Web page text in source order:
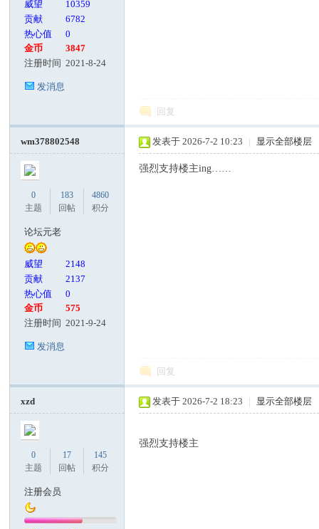
威望
10359
贡献
6782
热心值
0
金币
3847
注册时间 2021-8-24
发消息
回复
wm378802548
0
主题
183
回帖
4860
积分
论坛元老
威望
2148
贡献
2137
热心值
0
金币
575
注册时间 2021-9-24
发消息
发表于 2026-7-2 10:23 | 显示全部楼层
强烈支持楼主ing……
回复
xzd
0
主题
17
回帖
145
积分
注册会员
发表于 2026-7-2 18:23 | 显示全部楼层
强烈支持楼主